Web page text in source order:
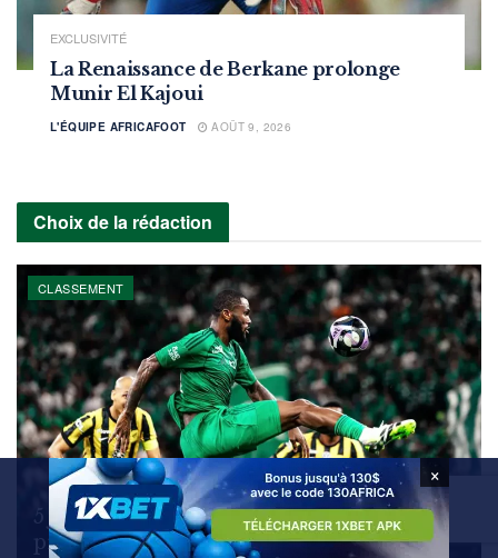
EXCLUSIVITÉ
La Renaissance de Berkane prolonge
Munir El Kajoui
L'ÉQUIPE AFRICAFOOT AOÛT 9, 2026
Choix de la rédaction
CLASSEMENT
5 joueurs africains que l’OM pourrait
prendre pour 10 M€
×